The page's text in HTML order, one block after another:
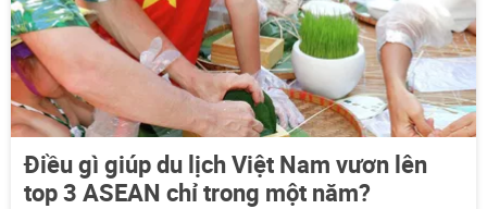
Điều gì giúp du lịch Việt Nam vươn lên
top 3 ASEAN chỉ trong một năm?